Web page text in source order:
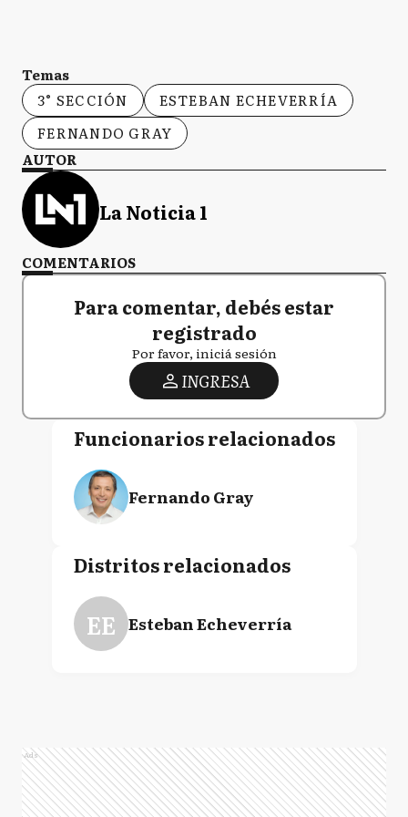
Temas
3° SECCIÓN
ESTEBAN ECHEVERRÍA
FERNANDO GRAY
AUTOR
La Noticia 1
COMENTARIOS
Para comentar, debés estar
registrado
Por favor, iniciá sesión
INGRESA
Funcionarios relacionados
Fernando Gray
Distritos relacionados
EE Esteban Echeverría
Ads